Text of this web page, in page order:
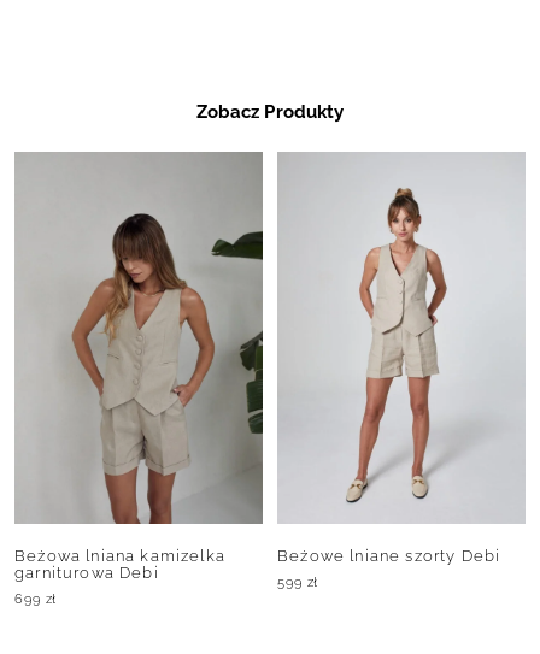
Zobacz Produkty
Beżowa lniana kamizelka
garniturowa Debi
699 zł
Beżowe lniane szorty Debi
599 zł